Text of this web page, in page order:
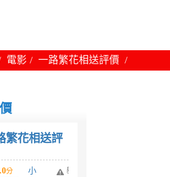
電影 一路繁花相送評價
繁花相送評
分
小
舉